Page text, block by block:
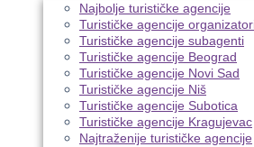
Najbolje turističke agencije
Turističke agencije
Turističke agencije subagenti
Turističke agencije Beograd
Turističke agencije Novi Sad
Turističke agencije Niš
Turističke agencije Subotica
Turističke agencije Kragujevac
Najtraženije turističke agencije